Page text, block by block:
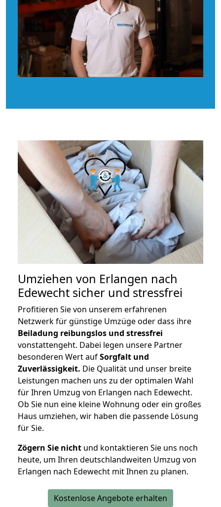
Umziehen von Erlangen nach
Edewecht sicher und stressfrei
Profitieren Sie von unserem erfahrenen
Netzwerk für günstige Umzüge oder dass ihre
Beiladung reibungslos und stressfrei
vonstattengeht. Dabei legen unsere Partner
besonderen Wert aufSorgfalt und
Zuverlässigkeit. Die Qualität und unser breite
Leistungen machen uns zu der optimalen Wahl
für Ihren Umzug von Erlangen nach Edewecht.
Ob Sie nun eine kleine Wohnung oder ein großes
Haus umziehen, wir haben die passende Lösung
für Sie.
Zögern Sie nicht und kontaktieren Sie uns noch
heute, um Ihren deutschlandweiten Umzug von
Erlangen nach Edewecht mit Ihnen zu planen.
Kostenlose Angebote erhalten